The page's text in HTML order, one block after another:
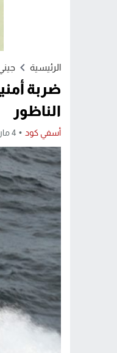
الرئيسية
الناظور
أسفي كود 4 مارس 2024